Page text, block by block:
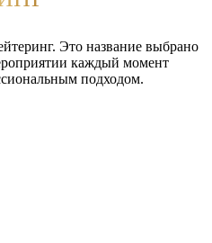
Это название выбрано
каждый момент
подходом.